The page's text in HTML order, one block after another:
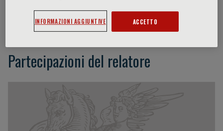
Maria Luisa Scattoni
Partecipazioni del relatore
INFORMAZIONI AGGIUNTIVE ACCETTO